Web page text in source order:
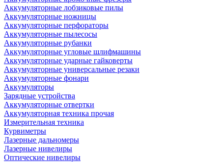
Аккумуляторные лобзиковые пилы
Аккумуляторные ножницы
Аккумуляторные перфораторы
Аккумуляторные пылесосы
Аккумуляторные рубанки
Аккумуляторные угловые шлифмашины
Аккумуляторные ударные гайковерты
Аккумуляторные универсальные резаки
Аккумуляторные фонари
Аккумуляторы
Зарядные устройства
Аккумуляторные отвертки
Аккумуляторная техника прочая
Измерительная техника
Курвиметры
Лазерные дальномеры
Лазерные нивелиры
Оптические нивелиры